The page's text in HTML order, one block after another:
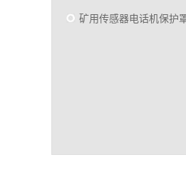
矿用传感器电话机保护